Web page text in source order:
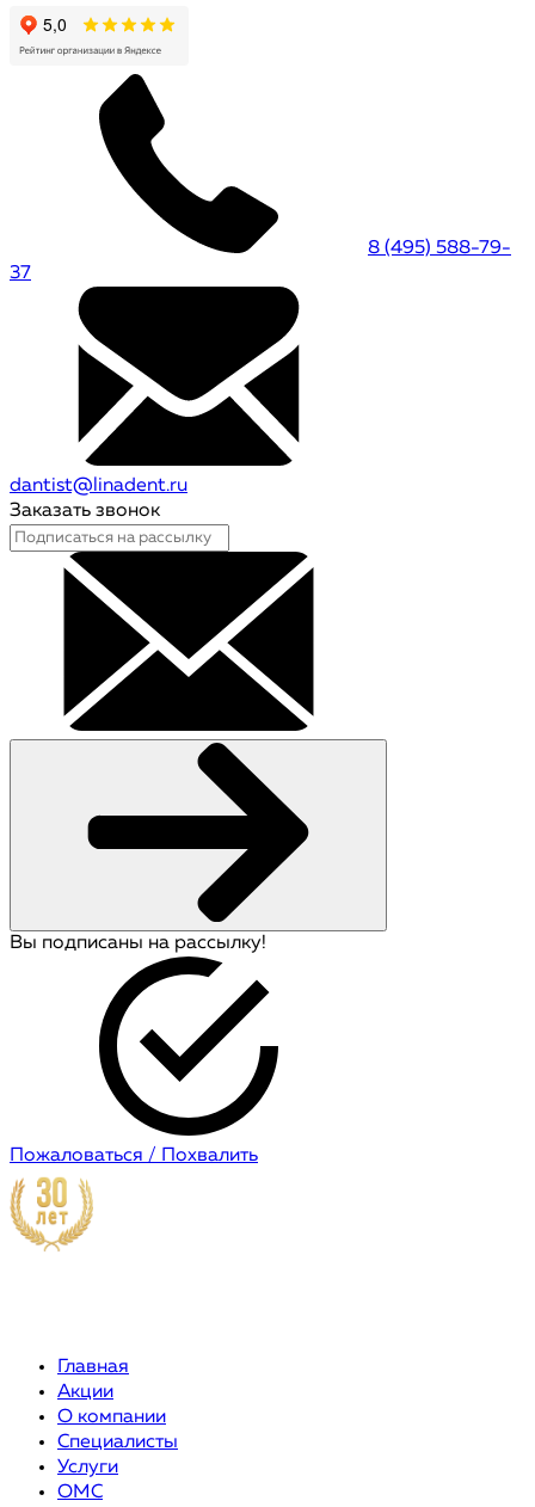
8 (495) 588-79-
37
dantist@linadent.ru
Заказать звонок
Вы подписаны на рассылку!
Пожаловаться / Похвалить
Главная
Акции
О компании
Специалисты
Услуги
ОМС